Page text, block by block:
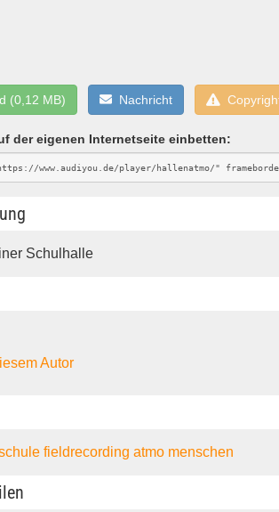
(0,12 MB) Nachricht
der eigenen Internetseite einbetten:
Schulhalle
Autor
fieldrecordingatmo menschen